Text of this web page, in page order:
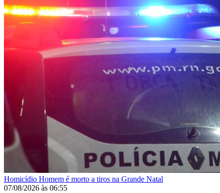
Homicídio Homem é morto a tiros na Grande Natal
07/08/2026 às 06:55